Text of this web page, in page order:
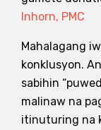
Inhorn, PMC
Mahalagang
konklusyon.
sabihin
malinaw na
itinuturing na